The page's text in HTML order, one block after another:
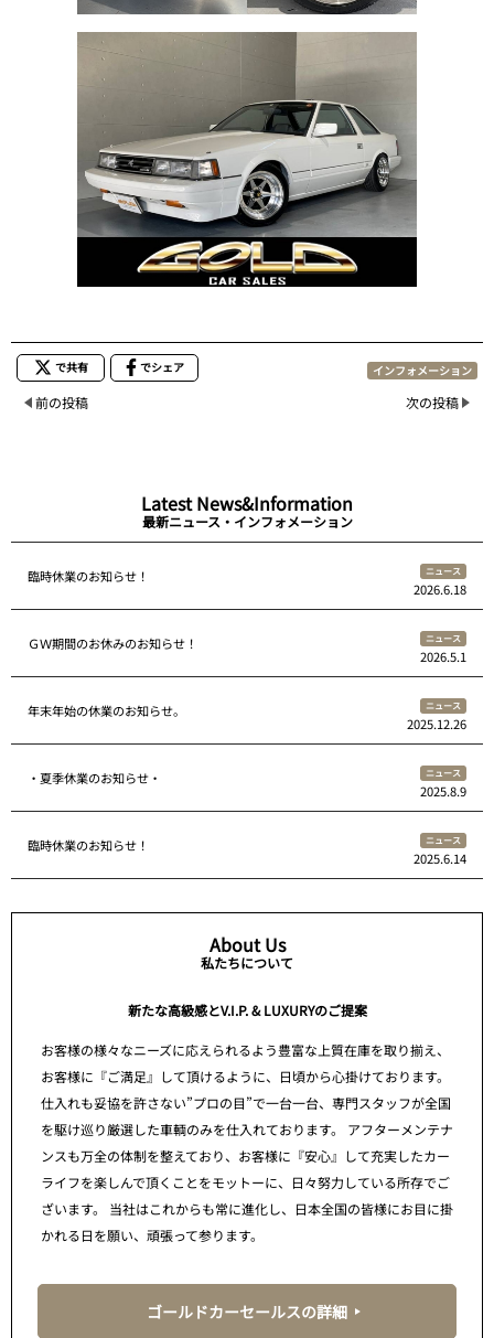
で共有 でシェア インフォメーション
前の投稿 次の投稿
Latest News&Information
最新ニュース・インフォメーション
臨時休業のお知らせ！ ニュース
2026.6.18
ＧＷ期間のお休みのお知らせ！ ニュース
2026.5.1
年末年始の休業のお知らせ。 ニュース
2025.12.26
・夏季休業のお知らせ・ ニュース
2025.8.9
臨時休業のお知らせ！ ニュース
2025.6.14
About Us
私たちについて
新たな高級感とV.I.P. & LUXURYのご提案
お客様の様々なニーズに応えられるよう豊富な上質在庫を取り揃え、
お客様に『ご満足』して頂けるように、日頃から心掛けております。
仕入れも妥協を許さない”プロの目”で一台一台、専門スタッフが全国
を駆け巡り厳選した車輌のみを仕入れております。 アフターメンテナ
ンスも万全の体制を整えており、お客様に『安心』して充実したカー
ライフを楽しんで頂くことをモットーに、日々努力している所存でご
ざいます。 当社はこれからも常に進化し、日本全国の皆様にお目に掛
かれる日を願い、頑張って参ります。
ゴールドカーセールスの詳細